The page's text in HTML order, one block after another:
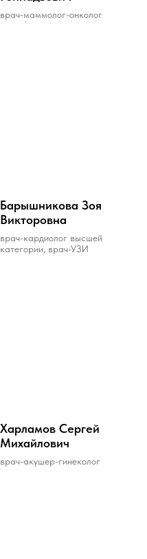
врач-маммолог-онколог
Барышникова Зоя
Викторовна
врач-кардиолог высшей
категории, врач-УЗИ
Харламов Сергей
Михайлович
врач-акушер-гинеколог